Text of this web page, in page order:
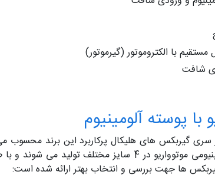
پوسته آلومینیوم
سری گیربکس های هلیکال پرکاربرد این برند
مورد استفاده قرار می گیرد. گیربکس هلیکال پوسته
ها جهت بررسی و انتخاب بهتر ارائه شده است: